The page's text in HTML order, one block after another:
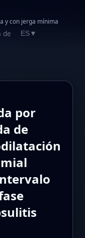
y con jerga mínima
de ES ▼
por
de